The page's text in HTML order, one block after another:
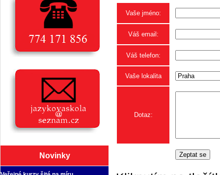
Novinky
Vaše jméno:
Váš email:
Váš telefon:
Vaše lokalita
Dotaz: